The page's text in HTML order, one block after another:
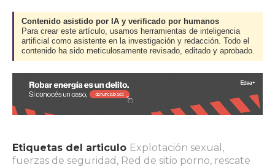
Contenido asistido por IA y verificado por humanos
Para crear este artículo, usamos herramientas de inteligencia
artificial como asistente en la investigación y redacción. Todo el
contenido ha sido meticulosamente revisado, editado y aprobado.
Etiquetas del articulo Explotación sexual ,
fuerzas de seguridad , Red de sitio porno, rescate